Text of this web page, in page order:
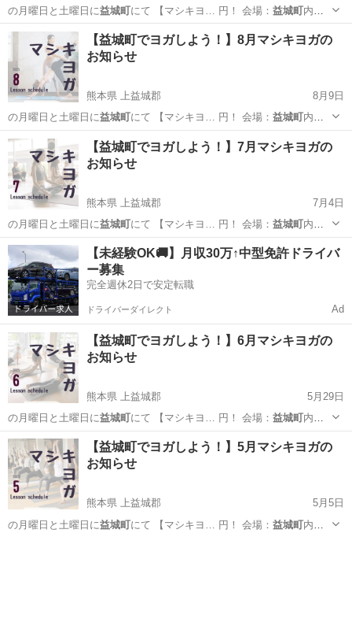
の月曜日と土曜日に益城町 にて 【マシキヨ… 円！ 会場： 益城町内の
公民館 →詳…
熊本 上益城郡 ヨガ 益城町
【益城町でヨガしよう！】8月マシキヨガの
お知らせ
熊本県 上益城郡
8月9日
の月曜日と土曜日に益城町 にて 【マシキヨ… 円！ 会場： 益城町内の
公民館 →詳…
熊本 上益城郡 ヨガ 益城町
【益城町でヨガしよう！】7月マシキヨガの
お知らせ
熊本県 上益城郡
7月4日
の月曜日と土曜日に益城町 にて 【マシキヨ… 円！ 会場： 益城町内の
公民館 →詳…
熊本 上益城郡 ヨガ 益城町
【未経験OK🚚】月収30万↑中型免許ドライバ
ー募集
完全週休2日で安定転職
ドライバーダイレクト Ad
【益城町でヨガしよう！】6月マシキヨガの
お知らせ
熊本県 上益城郡
5月29日
の月曜日と土曜日に益城町 にて 【マシキヨ… 円！ 会場： 益城町内の
公民館 →詳…
熊本 上益城郡 ヨガ 益城町
【益城町でヨガしよう！】5月マシキヨガの
お知らせ
熊本県 上益城郡
5月5日
の月曜日と土曜日に益城町 にて 【マシキヨ… 円！ 会場： 益城町内の